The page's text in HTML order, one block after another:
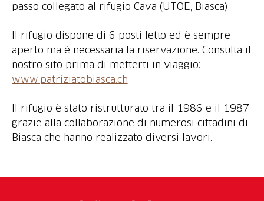
passo collegato al rifugio Cava (UTOE, Biasca).
Il rifugio dispone di 6 posti letto ed è sempre
aperto ma é necessaria la riservazione. Consulta il
nostro sito prima di metterti in viaggio:
www.patriziatobiasca.ch
Il rifugio è stato ristrutturato tra il 1986 e il 1987
grazie alla collaborazione di numerosi cittadini di
Biasca che hanno realizzato diversi lavori.